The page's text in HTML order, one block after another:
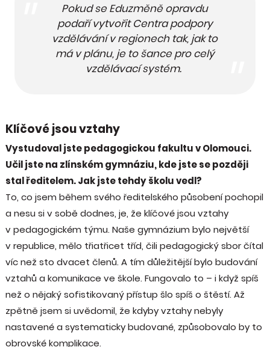
Pokud se Eduzměně opravdu
podaří vytvořit Centra podpory
vzdělávání v regionech tak, jak to
má v plánu, je to šance pro celý
vzdělávací systém.
Klíčové jsou vztahy
Vystudoval jste pedagogickou fakultu v Olomouci.
Učil jste na zlínském gymnáziu, kde jste se později
stal ředitelem. Jak jste tehdy školu vedl?
To, co jsem během svého ředitelského působení pochopil
a nesu si v sobě dodnes, je, že klíčové jsou vztahy
v pedagogickém týmu. Naše gymnázium bylo největší
v republice, mělo třiatřicet tříd, čili pedagogický sbor čítal
víc než sto dvacet členů. A tím důležitější bylo budování
vztahů a komunikace ve škole. Fungovalo to – i když spíš
než o nějaký sofistikovaný přístup šlo spíš o štěstí. Až
zpětně jsem si uvědomil, že kdyby vztahy nebyly
nastavené a systematicky budované, způsobovalo by to
obrovské komplikace.